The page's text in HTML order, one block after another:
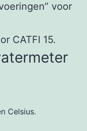
voor
CATFI 15.
Celsius.